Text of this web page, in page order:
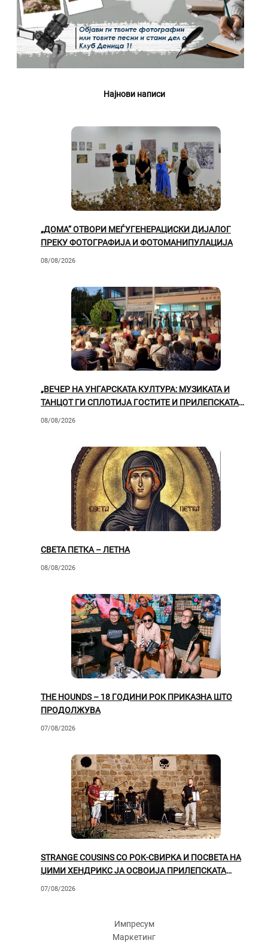
Најнови написи
„ДОМА“ ОТВОРИ МЕЃУГЕНЕРАЦИСКИ ДИЈАЛОГ
ПРЕКУ ФОТОГРАФИЈА И ФОТОМАНИПУЛАЦИЈА
08/08/2026
„ВЕЧЕР НА УНГАРСКАТА КУЛТУРА: МУЗИКАТА И
ТАНЦОТ ГИ СПЛОТИЈА ГОСТИТЕ И ПРИЛЕПСКАТА
ПУБЛИКА“
08/08/2026
СВЕТА ПЕТКА – ЛЕТНА
08/08/2026
THE HOUNDS – 18 ГОДИНИ РОК ПРИКАЗНА ШТО
ПРОДОЛЖУВА
07/08/2026
STRANGE COUSINS СО РОК-СВИРКА И ПОСВЕТА НА
ЏИМИ ХЕНДРИКС ЈА ОСВОИЈА ПРИЛЕПСКАТА
07/08/2026
Импресум
Маркетинг